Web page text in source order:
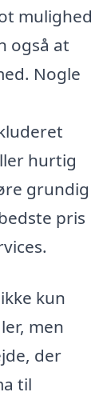
mulighed
også at
Nogle
hurtig
grundig
pris
kun
men
der
til